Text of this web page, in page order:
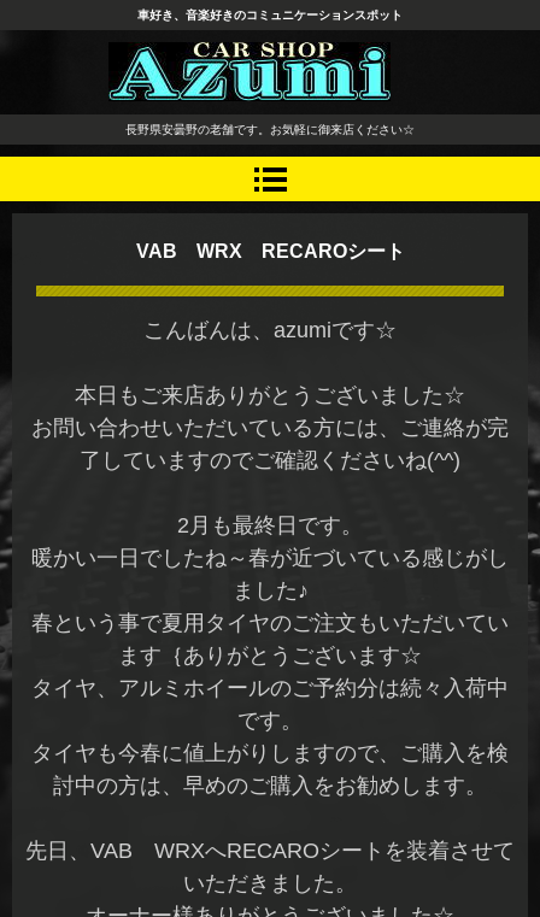
長野県 安曇野市 タイヤ ホ
イール デッドニング カーオ
ーディオ レカロシート
車好き、音楽好きのコミュニケーションスポット
長野県安曇野の老舗です。お気軽に御来店ください☆
VAB WRX RECAROシート
こんばんは、azumiです☆
本日もご来店ありがとうございました☆
お問い合わせいただいている方には、ご連絡が完
了していますのでご確認くださいね(^^)
2月も最終日です。
暖かい一日でしたね～春が近づいている感じがし
ました♪
春という事で夏用タイヤのご注文もいただいてい
ます｛ありがとうございます☆
タイヤ、アルミホイールのご予約分は続々入荷中
です。
タイヤも今春に値上がりしますので、ご購入を検
討中の方は、早めのご購入をお勧めします。
先日、VAB WRXへRECAROシートを装着させて
いただきました。